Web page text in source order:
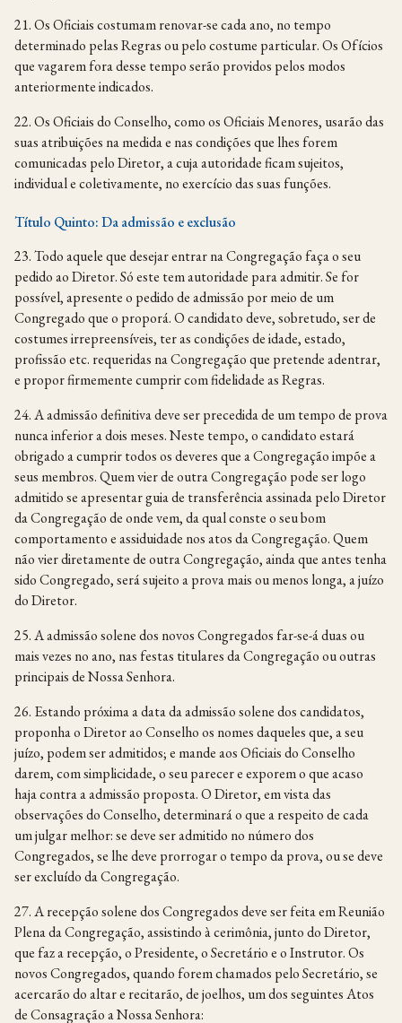
21. Os Oficiais costumam renovar-se cada ano, no tempo
determinado pelas Regras ou pelo costume particular. Os Ofícios
que vagarem fora desse tempo serão providos pelos modos
anteriormente indicados.
22. Os Oficiais do Conselho, como os Oficiais Menores, usarão das
suas atribuições na medida e nas condições que lhes forem
comunicadas pelo Diretor, a cuja autoridade ficam sujeitos,
individual e coletivamente, no exercício das suas funções.
Título Quinto: Da admissão e exclusão
23. Todo aquele que desejar entrar na Congregação faça o seu
pedido ao Diretor. Só este tem autoridade para admitir. Se for
possível, apresente o pedido de admissão por meio de um
Congregado que o proporá. O candidato deve, sobretudo, ser de
costumes irrepreensíveis, ter as condições de idade, estado,
profissão etc. requeridas na Congregação que pretende adentrar,
e propor firmemente cumprir com fidelidade as Regras.
24. A admissão definitiva deve ser precedida de um tempo de prova
nunca inferior a dois meses. Neste tempo, o candidato estará
obrigado a cumprir todos os deveres que a Congregação impõe a
seus membros. Quem vier de outra Congregação pode ser logo
admitido se apresentar guia de transferência assinada pelo Diretor
da Congregação de onde vem, da qual conste o seu bom
comportamento e assiduidade nos atos da Congregação. Quem
não vier diretamente de outra Congregação, ainda que antes tenha
sido Congregado, será sujeito a prova mais ou menos longa, a juízo
do Diretor.
25. A admissão solene dos novos Congregados far-se-á duas ou
mais vezes no ano, nas festas titulares da Congregação ou outras
principais de Nossa Senhora.
26. Estando próxima a data da admissão solene dos candidatos,
proponha o Diretor ao Conselho os nomes daqueles que, a seu
juízo, podem ser admitidos; e mande aos Oficiais do Conselho
darem, com simplicidade, o seu parecer e exporem o que acaso
haja contra a admissão proposta. O Diretor, em vista das
observações do Conselho, determinará o que a respeito de cada
um julgar melhor: se deve ser admitido no número dos
Congregados, se lhe deve prorrogar o tempo da prova, ou se deve
ser excluído da Congregação.
27. A recepção solene dos Congregados deve ser feita em Reunião
Plena da Congregação, assistindo à cerimônia, junto do Diretor,
que faz a recepção, o Presidente, o Secretário e o Instrutor. Os
novos Congregados, quando forem chamados pelo Secretário, se
acercarão do altar e recitarão, de joelhos, um dos seguintes Atos
de Consagração a Nossa Senhora: